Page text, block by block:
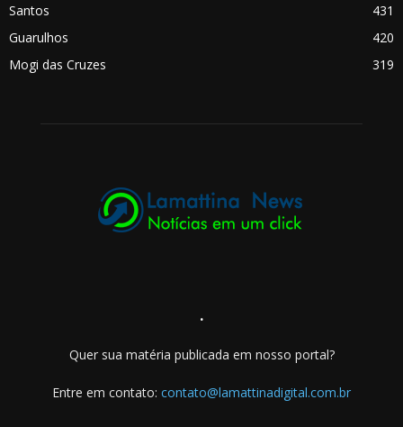
Santos
431
Guarulhos
420
Mogi das Cruzes
319
.
Quer sua matéria publicada em nosso portal?
Entre em contato: contato@lamattinadigital.com.br